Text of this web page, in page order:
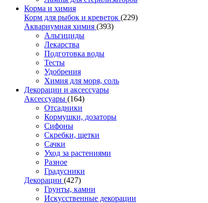
Корма и химия
Корм для рыбок и креветок (229)
Аквариумная химия (393)
Альгициды
Лекарства
Подготовка воды
Тесты
Удобрения
Химия для моря, соль
Декорации и аксессуары
Аксессуары (164)
Отсадники
Кормушки, дозаторы
Сифоны
Скребки, щетки
Сачки
Уход за растениями
Разное
Градусники
Декорации (427)
Грунты, камни
Искусственные декорации